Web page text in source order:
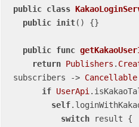
public class
public init() {}
public func
return Publishers .
subscribers -> Cancellable
if UserApi
self
switch result {